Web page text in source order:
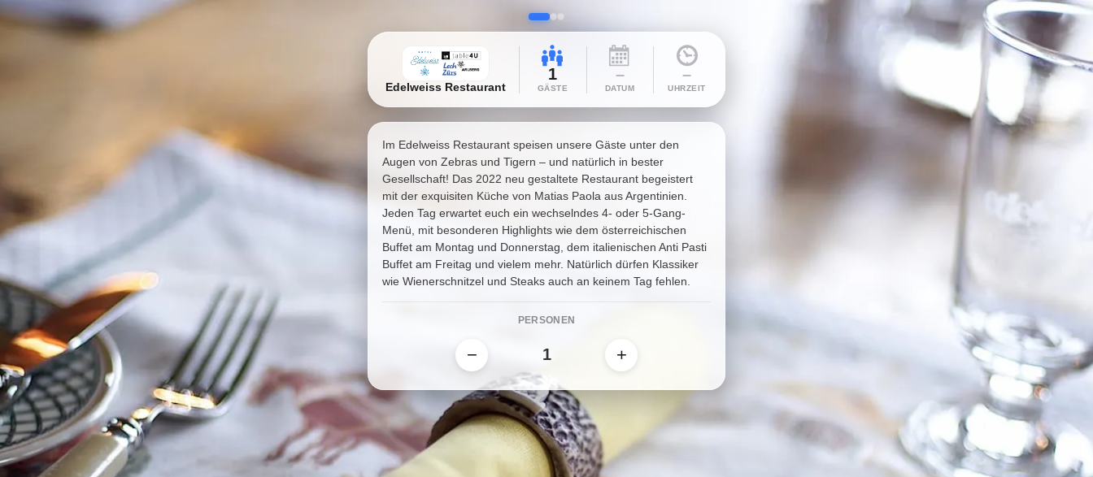
Edelweiss Restaurant
1
GÄSTE
–
DATUM
–
UHRZEIT
Im Edelweiss Restaurant speisen unsere Gäste unter den
Augen von Zebras und Tigern – und natürlich in bester
Gesellschaft! Das 2022 neu gestaltete Restaurant begeistert
mit der exquisiten Küche von Matias Paola aus Argentinien.
Jeden Tag erwartet euch ein wechselndes 4- oder 5-Gang-
Menü, mit besonderen Highlights wie dem österreichischen
Buffet am Montag und Donnerstag, dem italienischen Anti Pasti
Buffet am Freitag und vielem mehr. Natürlich dürfen Klassiker
wie Wienerschnitzel und Steaks auch an keinem Tag fehlen.
PERSONEN
− +